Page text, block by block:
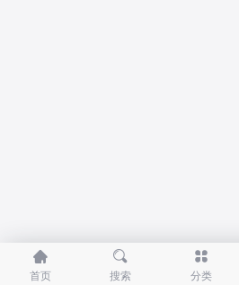

首页

搜索

分类